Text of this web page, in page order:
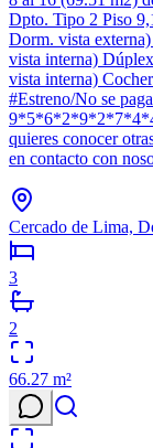
Dpto. Tipo 2 Piso
Dorm. vista
vista interna)
vista interna)
#Estreno/No se
quieres conocer
en contacto con
Cercado de Lima,
3
2
66.27 m²